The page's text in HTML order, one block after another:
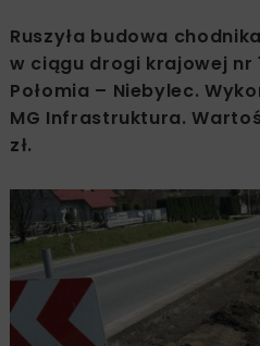
Ruszyła budowa
w ciągu drogi krajowej nr
Połomia – Niebylec.
MG Infrastruktura.
zł.